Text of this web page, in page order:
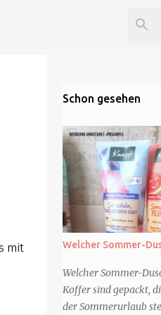
mit
Schon gesehen
Welcher Sommer-
Welcher Sommer-
Koffer sind gepackt,
der Sommerurlaub